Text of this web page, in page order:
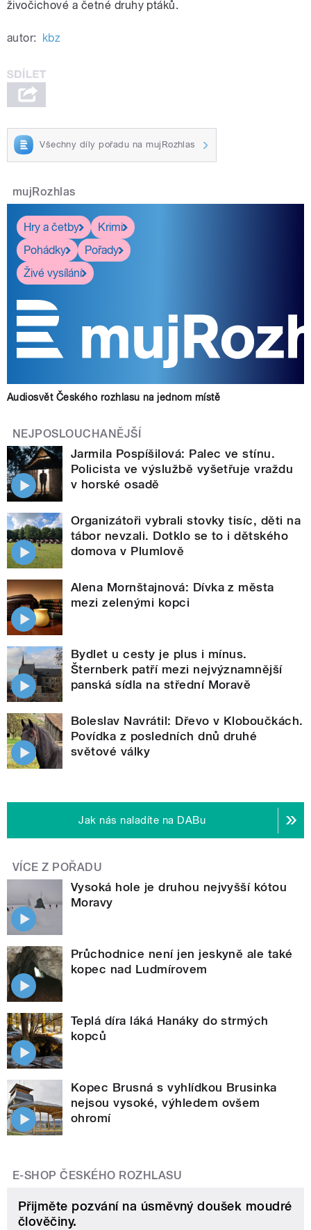
živočichové a četné druhy ptáků.
autor: kbz
Všechny díly pořadu na mujRozhlas
mujRozhlas
Hry a četby
Krimi
Pohádky
Pořady
Živé vysílání
Audiosvět Českého rozhlasu na jednom místě
NEJPOSLOUCHANĚJŠÍ
Jarmila Pospíšilová: Palec ve stínu.
Policista ve výslužbě vyšetřuje vraždu
v horské osadě
Organizátoři vybrali stovky tisíc, děti na
tábor nevzali. Dotklo se to i dětského
domova v Plumlově
Alena Mornštajnová: Dívka z města
mezi zelenými kopci
Bydlet u cesty je plus i mínus.
Šternberk patří mezi nejvýznamnější
panská sídla na střední Moravě
Boleslav Navrátil: Dřevo v Kloboučkách.
Povídka z posledních dnů druhé
světové války
Jak nás naladíte na DABu
VÍCE Z POŘADU
Vysoká hole je druhou nejvyšší kótou
Moravy
Průchodnice není jen jeskyně ale také
kopec nad Ludmírovem
Teplá díra láká Hanáky do strmých
kopců
Kopec Brusná s vyhlídkou Brusinka
nejsou vysoké, výhledem ovšem
ohromí
E-SHOP ČESKÉHO ROZHLASU
Přijměte pozvání na úsměvný doušek moudré
člověčiny.